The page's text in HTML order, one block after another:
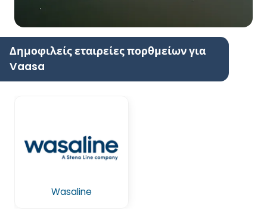
Δημοφιλείς εταιρείες πορθμείων για
Vaasa
Wasaline